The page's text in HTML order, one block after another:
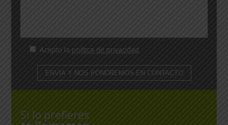
Acepto la política de privacidad
Si lo prefieres